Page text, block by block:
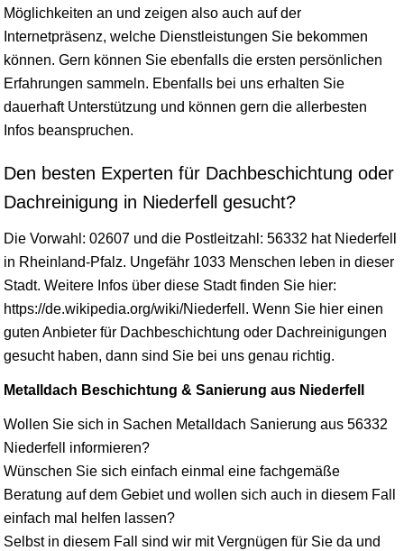
Möglichkeiten an und zeigen also auch auf der
Internetpräsenz, welche Dienstleistungen Sie bekommen
können. Gern können Sie ebenfalls die ersten persönlichen
Erfahrungen sammeln. Ebenfalls bei uns erhalten Sie
dauerhaft Unterstützung und können gern die allerbesten
Infos beanspruchen.
Den besten Experten für Dachbeschichtung oder
Dachreinigung in Niederfell gesucht?
Die Vorwahl: 02607 und die Postleitzahl: 56332 hat Niederfell
in Rheinland-Pfalz. Ungefähr 1033 Menschen leben in dieser
Stadt. Weitere Infos über diese Stadt finden Sie hier:
https://de.wikipedia.org/wiki/Niederfell. Wenn Sie hier einen
guten Anbieter für Dachbeschichtung oder Dachreinigungen
gesucht haben, dann sind Sie bei uns genau richtig.
Metalldach Beschichtung & Sanierung aus Niederfell
Wollen Sie sich in Sachen Metalldach Sanierung aus 56332
Niederfell informieren?
Wünschen Sie sich einfach einmal eine fachgemäße
Beratung auf dem Gebiet und wollen sich auch in diesem Fall
einfach mal helfen lassen?
Selbst in diesem Fall sind wir mit Vergnügen für Sie da und